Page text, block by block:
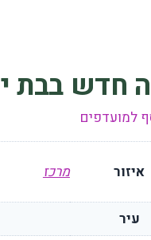
חדש בבת
למועדפים
איזור מרכז
עיר